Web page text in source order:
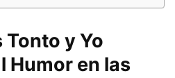
y Yo
Humor en las